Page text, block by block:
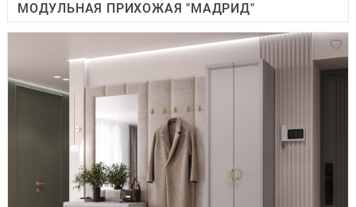
МОДУЛЬНАЯ ПРИХОЖАЯ "МАДРИД"